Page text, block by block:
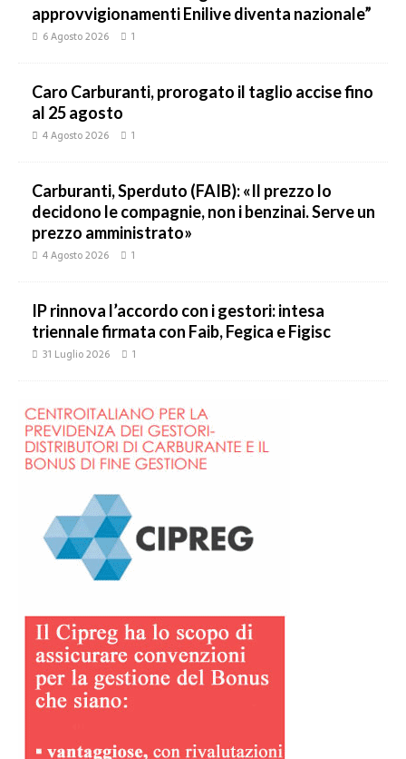
approvvigionamenti Enilive diventa nazionale”
6 Agosto 2026 1
Caro Carburanti, prorogato il taglio accise fino
al 25 agosto
4 Agosto 2026 1
Carburanti, Sperduto (FAIB): «Il prezzo lo
decidono le compagnie, non i benzinai. Serve un
prezzo amministrato»
4 Agosto 2026 1
IP rinnova l’accordo con i gestori: intesa
triennale firmata con Faib, Fegica e Figisc
31 Luglio 2026 1